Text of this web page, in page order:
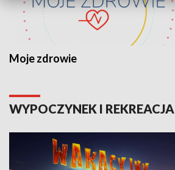
Moje zdrowie
WYPOCZYNEK I REKREACJA